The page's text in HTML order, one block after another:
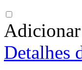
Adicionar
Detalhes